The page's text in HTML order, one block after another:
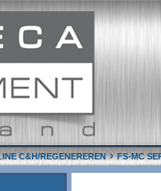
C&H/REGENEREREN FS-MC